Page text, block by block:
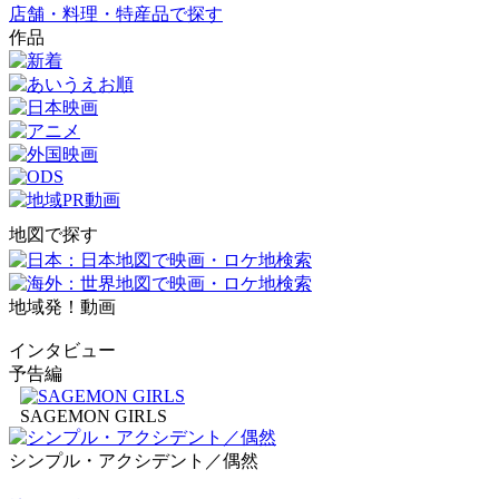
店舗・料理・特産品で探す
作品
地図で探す
地域発！動画
インタビュー
予告編
SAGEMON GIRLS
シンプル・アクシデント／偶然